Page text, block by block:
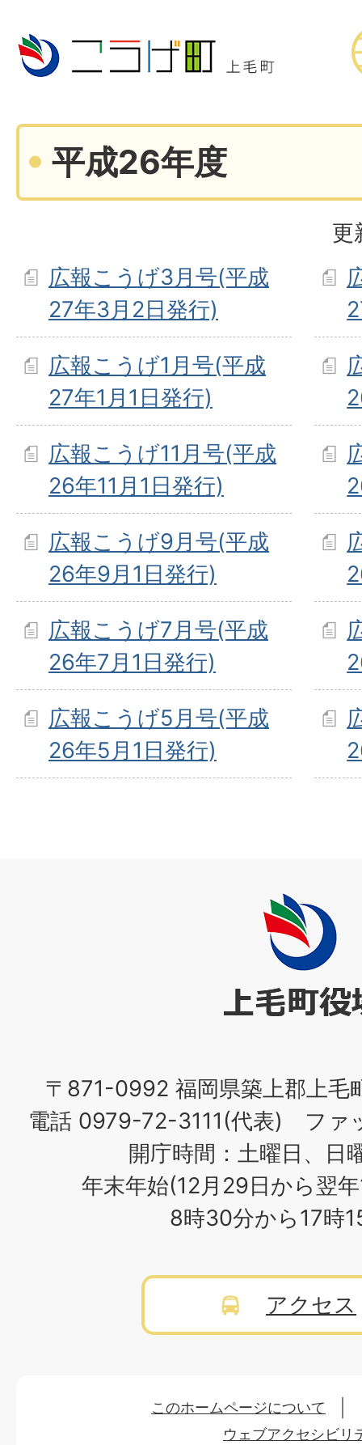
平成26年度
更
広報こうげ3月号(平成
27年3月2日発行)
広報こうげ1月号(平成
27年1月1日発行)
広報こうげ11月号(平成
26年11月1日発行)
広報こうげ9月号(平成
26年9月1日発行)
広報こうげ7月号(平成
26年7月1日発行)
広報こうげ5月号(平成
26年5月1日発行)
〒871-0992 福岡県築上郡上毛
電話 0979-72-3111(代表) ファ
開庁時間：土曜日、日
年末年始(12月29日から翌
8時30分から17時
アクセス
このホームページについて
ウェブアクセシビリ